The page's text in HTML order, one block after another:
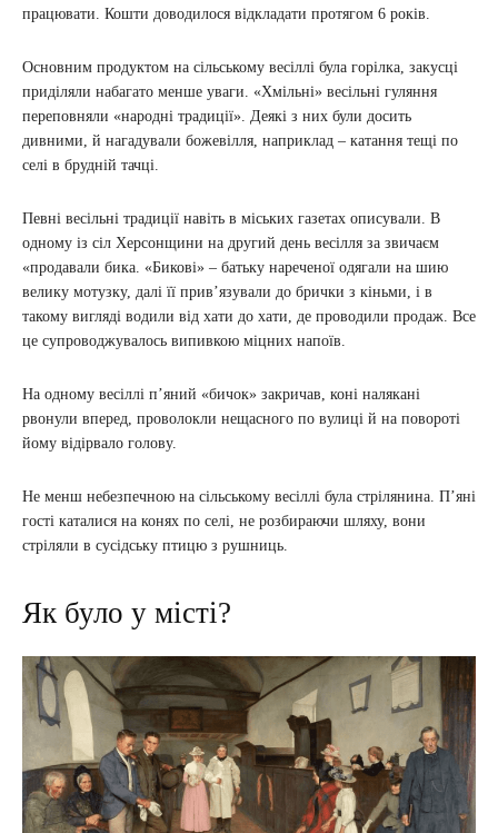
працювати. Кошти доводилося відкладати протягом 6 років.
Основним продуктом на сільському весіллі була горілка, закусці
приділяли набагато менше уваги. «Хмільні» весільні гуляння
переповняли «народні традиції». Деякі з них були досить
дивними, й нагадували божевілля, наприклад – катання тещі по
селі в брудній тачці.
Певні весільні традиції навіть в міських газетах описували. В
одному із сіл Херсонщини на другий день весілля за звичаєм
«продавали бика. «Бикові» – батьку нареченої одягали на шию
велику мотузку, далі її прив’язували до брички з кіньми, і в
такому вигляді водили від хати до хати, де проводили продаж. Все
це супроводжувалось випивкою міцних напоїв.
На одному весіллі п’яний «бичок» закричав, коні налякані
рвонули вперед, проволокли нещасного по вулиці й на повороті
йому відірвало голову.
Не менш небезпечною на сільському весіллі була стрілянина. П’яні
гості каталися на конях по селі, не розбираючи шляху, вони
стріляли в сусідську птицю з рушниць.
Як було у місті?